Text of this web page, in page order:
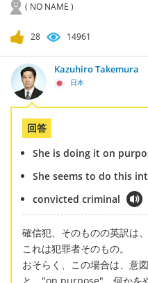
( NO NAME )
28 14961
Kazuhiro Takemura
日本
回答
She is doing it on
She seems to do this
convicted criminal
確信犯、そのものの英訳は
これは犯罪者そのもの。
おそらく、この場合は、